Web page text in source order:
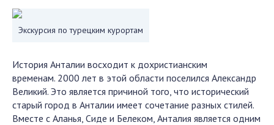
Экскурсия по турецким курортам
История Анталии восходит к дохристианским
временам. 2000 лет в этой области поселился Александр
Великий. Это является причиной того, что исторический
старый город в Анталии имеет сочетание разных стилей.
Вместе с Аланья, Сиде и Белеком, Анталия является одним